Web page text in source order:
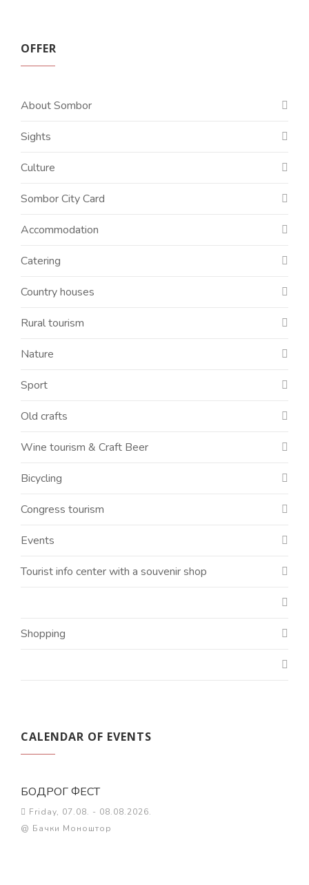
OFFER
About Sombor
Sights
Culture
Sombor City Card
Accommodation
Catering
Country houses
Rural tourism
Nature
Sport
Old crafts
Wine tourism & Craft Beer
Bicycling
Congress tourism
Events
Tourist info center with a souvenir shop
Shopping
CALENDAR OF EVENTS
БОДРОГ ФЕСТ
Friday, 07.08. - 08.08.2026.
@ Бачки Моноштор